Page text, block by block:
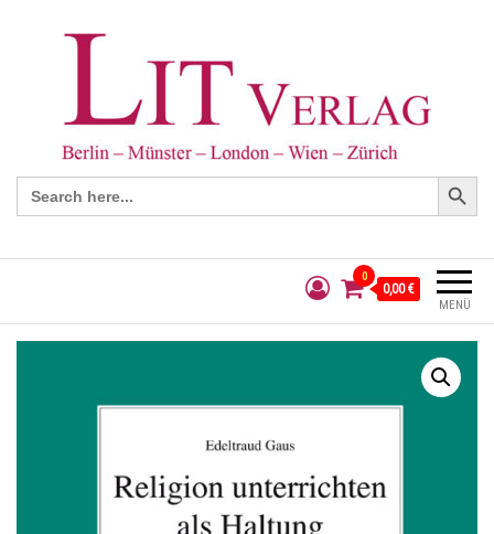
Search
for:
Search Button
MENÜ
0
0,00 €